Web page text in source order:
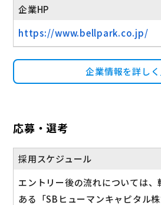
企業HP
https://www.bellpark.co.jp/
企業情報を詳し
応募・選考
採用スケジュール
エントリー後の流れについては
ある「SBヒューマンキャピタル